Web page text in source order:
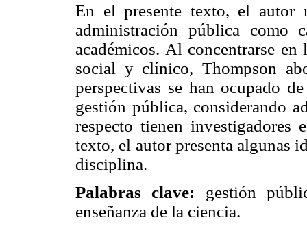
En el presente texto, el autor
administración pública como
académicos. Al concentrarse
social y clínico, Thompson
perspectivas se han ocupado
gestión pública, considerando
respecto tienen investigadores
texto, el autor presenta algunas
disciplina.
Palabras clave: gestión
enseñanza de la ciencia.